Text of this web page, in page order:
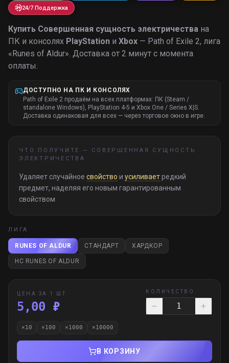
24/7 Поддержка
Купить Совершенная сущность электричества на
ПК и консолях PlayStation и Xbox — Path of Exile 2, лига
«Runes of Aldur». Доставка от 2 минут с момента
оплаты.
ДОСТУПНО НА ПК И КОНСОЛЯХ
Path of Exile 2 продаём на всех платформах: ПК (Steam /
standalone Windows), PlayStation 4-5 и Xbox One / Series X|S.
Доставка одинаковая для всех — через торговое окно в игре.
ЧТО ПОЛУЧИТЕ — СОВЕРШЕННАЯ СУЩНОСТЬ
ЭЛЕКТРИЧЕСТВА
Удаляет случайное свойство и усиливаетредкий
предмет, наделяя его новым гарантированным
свойством
ЛИГА
RUNES OF ALDUR СТАНДАРТ ХАРДКОР
HC RUNES OF ALDUR
ЦЕНА ЗА 1 ШТ
5,00 ₽
КОЛИЧЕСТВО
×10 ×100 ×1000 ×10000
В КОРЗИНУ